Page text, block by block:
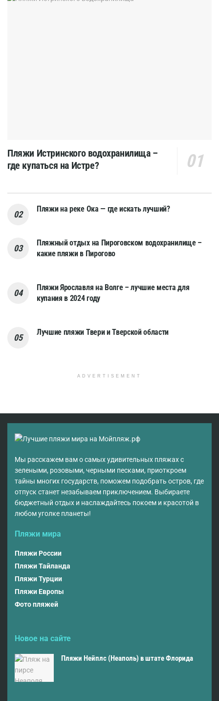
Пляжи Истринского водохранилища –
где купаться на Истре?
Пляжи на реке Ока — где искать лучший?
Пляжный отдых на Пироговском водохранилище –
какие пляжи в Пирогово
Пляжи Ярославля на Волге – лучшие места для
купания в 2024 году
Лучшие пляжи Твери и Тверской области
ADVERTISEMENT
Мы расскажем вам о самых удивительных пляжах с
зелеными, розовыми, черными песками, приоткроем
тайны многих государств, поможем подобрать остров, где
отпуск станет незабываем приключением. Выбираете
бюджетный отдых и наслаждайтесь покоем и красотой в
любом уголке планеты!
Пляжи мира
Пляжи России
Пляжи Тайланда
Пляжи Турции
Пляжи Европы
Фото пляжей
Новое на сайте
Пляжи Нейплс (Неаполь) в штате Флорида